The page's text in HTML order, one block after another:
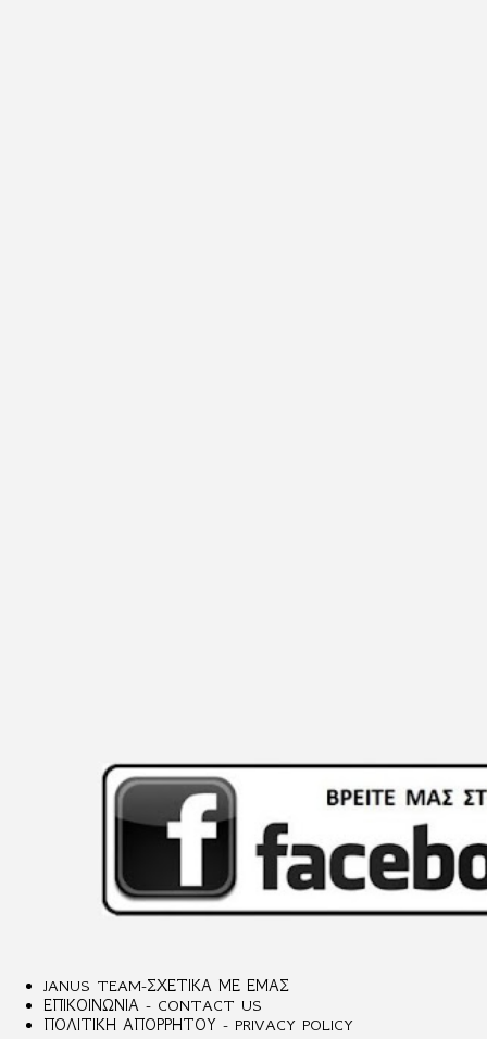
JANUS TEAM-ΣΧΕΤΙΚΑ ΜΕ ΕΜΑΣ
ΕΠΙΚΟΙΝΩΝΙΑ - CONTACT US
ΠΟΛΙΤΙΚΗ ΑΠΟΡΡΗΤΟΥ - PRIVACY POLICY